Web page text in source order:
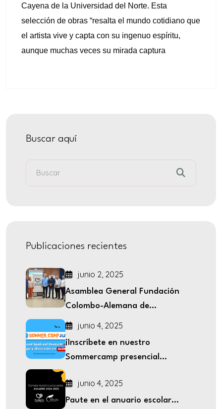
Cayena de la Universidad del Norte. Esta
selección de obras “resalta el mundo cotidiano que
el artista vive y capta con su ingenuo espíritu,
aunque muchas veces su mirada captura
Buscar aquí
Publicaciones recientes
junio 2, 2025
Asamblea General Fundación
Colombo-Alemana de...
junio 4, 2025
¡Inscríbete en nuestro
Sommercamp presencial...
junio 4, 2025
Paute en el anuario escolar...